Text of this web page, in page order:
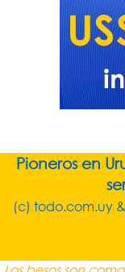
Pioneros en
(c) todo.com.uy